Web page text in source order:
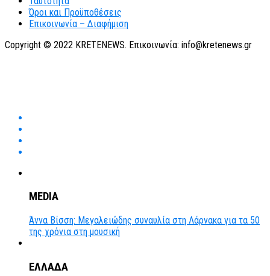
Όροι και Προϋποθέσεις
Επικοινωνία – Διαφήμιση
Copyright © 2022 KRETENEWS. Επικοινωνία: info@kretenews.gr
MEDIA
Άννα Βίσση: Μεγαλειώδης συναυλία στη Λάρνακα για τα 50
της χρόνια στη μουσική
ΕΛΛΑΔΑ